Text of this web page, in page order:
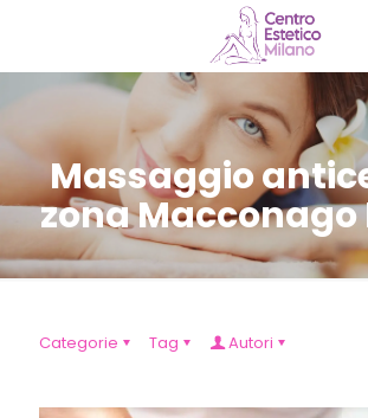
Massaggio
zona
Categorie Tag Autori